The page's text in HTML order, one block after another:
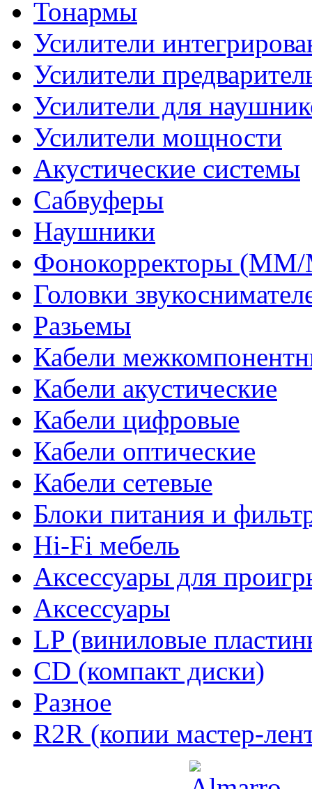
Тонармы
Усилители
Усилители
Усилители для
Усилители мощности
Акустические системы
Сабвуферы
Наушники
Фонокорректоры
Головки
Разьемы
Кабели
Кабели акустические
Кабели цифровые
Кабели оптические
Кабели сетевые
Блоки питания и
Hi-Fi мебель
Аксессуары для
Аксессуары
LP (виниловые
CD (компакт диски)
Разное
R2R (копии мастер-